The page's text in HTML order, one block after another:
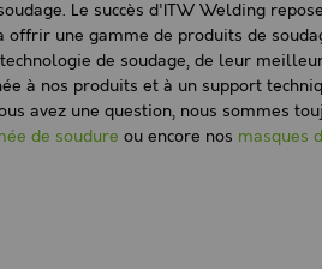
Le succès d'ITW Welding
une gamme de produits de
de soudage, de leur
à nos produits et à un support
avez une question, nous sommes
de soudure ou encore nos masques